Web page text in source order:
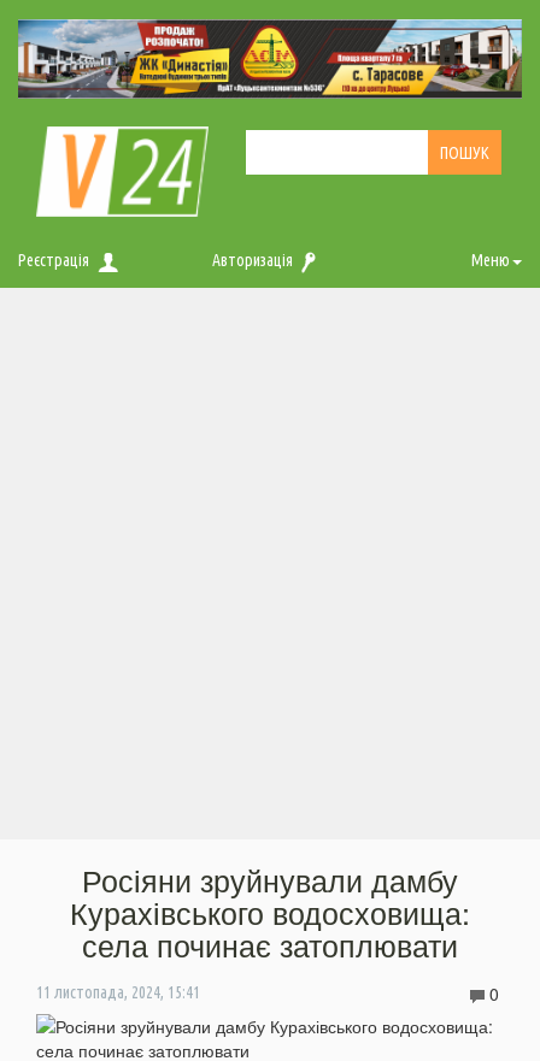
Реєстрація Авторизація Меню
Росіяни зруйнували дамбу
Курахівського водосховища:
села починає затоплювати
11 листопада, 2024, 15:41 0